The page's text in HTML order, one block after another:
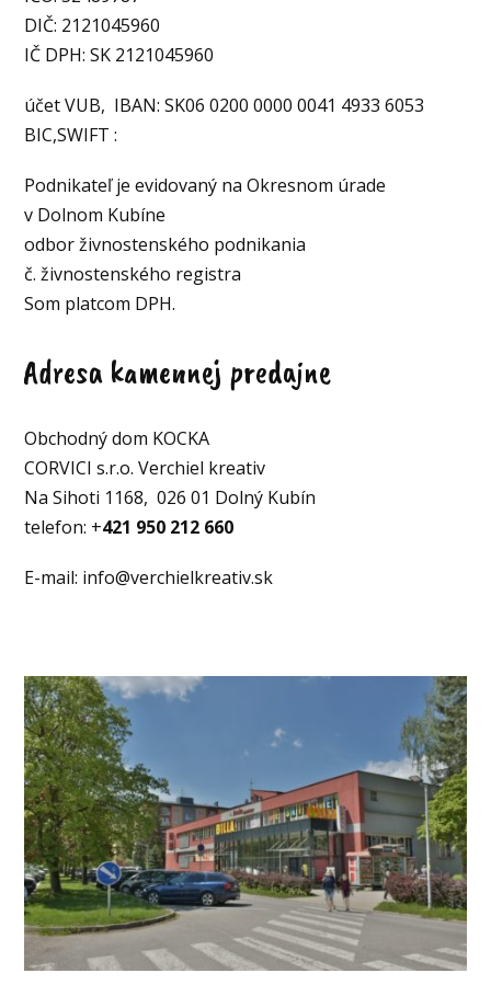
DIČ: 2121045960
IČ DPH: SK 2121045960
účet VUB, IBAN: SK06 0200 0000 0041 4933 6053
BIC,SWIFT :
Podnikateľ je evidovaný na Okresnom úrade
v Dolnom Kubíne
odbor živnostenského podnikania
č. živnostenského registra
Som platcom DPH.
Adresa kamennej predajne
Obchodný dom KOCKA
CORVICI s.r.o. Verchiel kreativ
Na Sihoti 1168, 026 01 Dolný Kubín
telefon: +421 950 212 660
E-mail: info@verchielkreativ.sk